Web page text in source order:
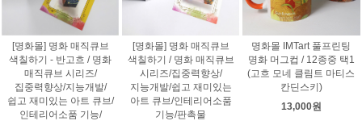
[명화몰] 명화 매직큐브
색칠하기 - 반고흐 / 명화
매직큐브 시리즈/
집중력향상/지능개발/
쉽고 재미있는 아트 큐브/
인테리어소품 기능/
[명화몰] 명화 매직큐브
색칠하기 / 명화 매직큐브
시리즈/집중력향상/
지능개발/쉽고 재미있는
아트 큐브/인테리어소품
기능/판촉물
명화몰 IMTart 풀프린팅
명화 머그컵 / 12종중 택1
(고흐 모네 클림트 마티스
칸딘스키)
13,000원